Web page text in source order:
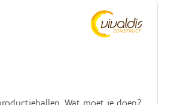
Wat moet je doen?